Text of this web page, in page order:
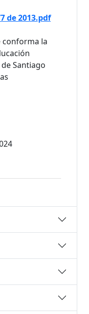
de 2013.pdf
conforma la
Santiago